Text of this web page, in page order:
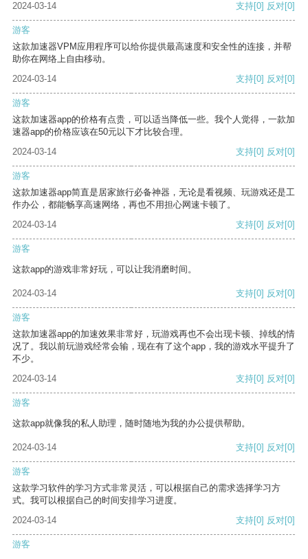
2024-03-14 支持[0] 反对[0]
游客
这款加速器VPM应用程序可以给你提供最高速度和安全性的连接，并帮
助你在网络上自由移动。
2024-03-14
支持[0] 反对[0]
游客
这款加速器app的价格有点贵，可以适当降低一些。我个人觉得，一款加
速器app的价格应该在50元以下才比较合理。
2024-03-14
支持[0] 反对[0]
游客
这款加速器app简直是居家旅行必备神器，无论是看视频、玩游戏还是工
作办公，都能畅享高速网络，再也不用担心网速卡顿了。
2024-03-14
支持[0] 反对[0]
游客
这款app的游戏非常好玩，可以让我消磨时间。
2024-03-14 支持[0] 反对[0]
游客
这款加速器app的加速效果非常好，玩游戏再也不会出现卡顿、掉线的情
况了。我以前玩游戏经常会输，现在有了这个app，我的游戏水平提升了
不少。
2024-03-14
支持[0] 反对[0]
游客
这款app就像我的私人助理，随时随地为我的办公提供帮助。
2024-03-14 支持[0] 反对[0]
游客
这款学习软件的学习方式非常灵活，可以根据自己的需求选择学习方
式。我可以根据自己的时间安排学习进度。
2024-03-14
支持[0] 反对[0]
游客